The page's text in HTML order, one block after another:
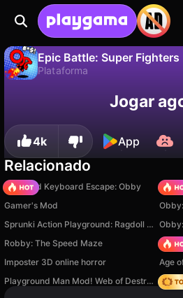
Epic Battle: Super Fighters
Plataforma
Salve o progresso!
Jogar
4k App
Relacionado
+1 Speed Keyboard Escape: Obby
Gamer's Mod
Sprunki Action Playground: Ragdoll Sandbox
Robby: The Speed Maze
Imposter 3D online horror
Age
Playground Man Mod! Web of Destruction!